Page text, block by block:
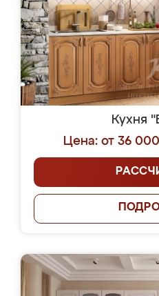
Кухня
Цена: от 36